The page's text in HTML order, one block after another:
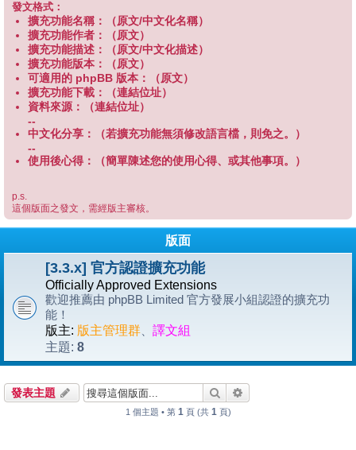
發文格式：
擴充功能名稱：（原文/中文化名稱）
擴充功能作者：（原文）
擴充功能描述：（原文/中文化描述）
擴充功能版本：（原文）
可適用的 phpBB 版本：（原文）
擴充功能下載：（連結位址）
資料來源：（連結位址）
--
中文化分享：（若擴充功能無須修改語言檔，則免之。）
--
使用後心得：（簡單陳述您的使用心得、或其他事項。）
p.s.
這個版面之發文，需經版主審核。
版面
[3.3.x] 官方認證擴充功能
Officially Approved Extensions
歡迎推薦由 phpBB Limited 官方發展小組認證的擴充功
能！
版主: 版主管理群
譯文組
主題: 8
發表主題 搜尋
1 個主題 • 第 1 頁 (共 1 頁)